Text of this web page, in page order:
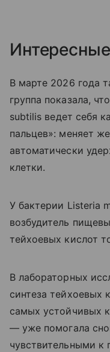
В марте 2026 года
группа показала,
subtilis ведет себя
пальцев»: меняет
автоматически
клетки.
У бактерии Listeria
возбудитель
тейхоевых кислот
В лабораторных
синтеза тейхоевых
самых устойчивых
— уже помогала
чувствительными к